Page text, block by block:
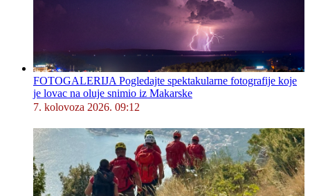
FOTOGALERIJA Pogledajte spektakularne fotografije koje
je lovac na oluje snimio iz Makarske
7. kolovoza 2026. 09:12